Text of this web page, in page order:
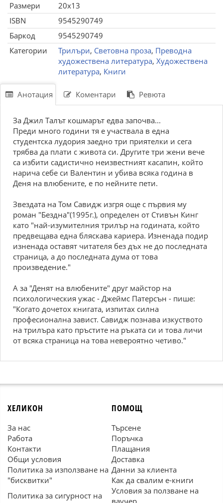
Размери
20x13
ISBN
9545290749
Баркод
9545290749
Категории
Трилъри, Световна проза, Преводна
художествена литература, Художествена
литература, Книги
Анотация Коментари Ревюта
За Джил Талът кошмарът едва започва...
Преди много години тя е участвала в една
студентска лудория заедно три приятелки и сега
трябва да плати с живота си. Другите три жени вече
са избити садистично неизвестният касапин, който
нарича себе си Валентин и убива всяка година в
Деня на влюбените, е по нейните пети.
Звездата на Том Савидж изгря още с първия му
роман "Бездна"(1995г.), определен от Стивън Кинг
като "най-изумителния трилър на годината, който
предвещава една бляскава кариера. Изненада подир
изненада оставят читателя без дъх не до последната
страница, а до последната дума от това
произведение."
А за "Денят на влюбените" друг майстор на
психологическия ужас - Джеймс Патерсън - пише:
"Когато дочетох книгата, изпитах силна
професионална завист. Савидж познава изкуството
на трилъра като пръстите на ръката си и това личи
от всяка страница на това невероятно четиво."
ХЕЛИКОН
За нас
Работа
Контакти
Общи условия
Политика за използване на
"бисквитки"
Политика за сигурност на
ПОМОЩ
Търсене
Поръчка
Плащания
Доставка
Данни за клиента
Как да свалим е-книги
Условия за ползване на
ваучер